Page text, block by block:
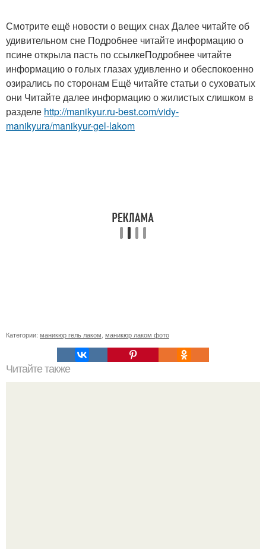
Смотрите ещё новости о вещих снах Далее читайте об
удивительном сне Подробнее читайте информацию о
псине открыла пасть по ссылкеПодробнее читайте
информацию о голых глазах удивленно и обеспокоенно
озирались по сторонам Ещё читайте статьи о суховатых
они Читайте далее информацию о жилистых слишком в
разделе http://manikyur.ru-best.com/vidy-
manikyura/manikyur-gel-lakom
Категории: маникюр гель лаком маникюр лаком фото
Читайте также